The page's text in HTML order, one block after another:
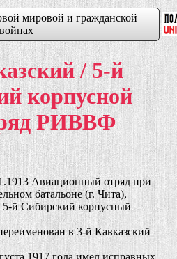
мировой и гражданской
войнах
/ 5-й
корпусной
РИВВФ
Авиационный отряд при
батальоне (г. Чита),
5-й Сибирский корпусный
в 3-й Кавказский
1917 года имел исправных